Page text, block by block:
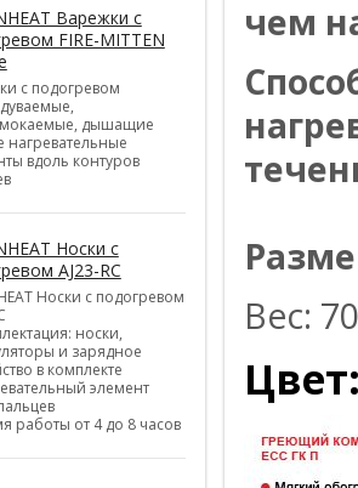
Варежки с
FIRE-MITTEN
с подогревом
дышащие
нагревательные
вдоль контуров
Носки с
AJ23-RC
Носки с подогревом
носки,
и зарядное
в комплекте
элемент
работы от 4 до 8 часов
чем
Вес: